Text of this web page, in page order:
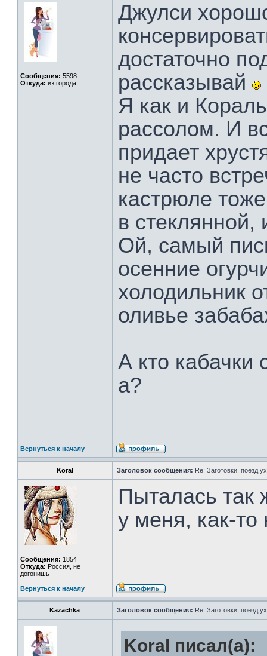
Сообщения: 5598
Откуда: из города
Джулси
достаточно
рассказывай
Я как и
рассолом. И
придает
не часто
кастрюле
в стеклянной,
Ой, самый
осенние
холодильник
оливье
А кто кабачки
а?
Вернуться к началу
Koral Заголовок сообщения: Re: Заготовки, поезд
Сообщения: 1854
Откуда: Россия, не
догонишь
Пыталась так
у меня, как-то
Вернуться к началу
Kazachka Заголовок сообщения: Re: Заготовки, поезд
Koral писал(а):